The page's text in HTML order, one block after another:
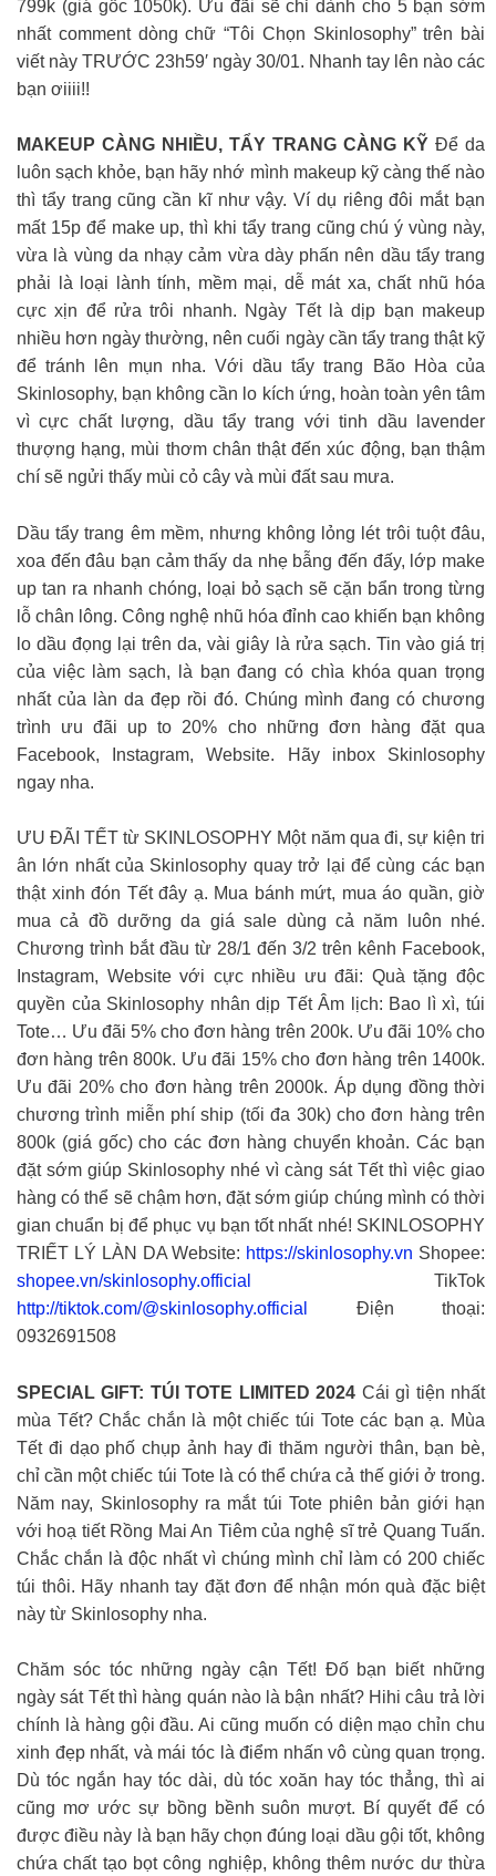
799k (giá gốc 1050k). Ưu đãi sẽ chỉ dành cho 5 bạn sớm
nhất comment dòng chữ “Tôi Chọn Skinlosophy” trên bài
viết này TRƯỚC 23h59′ ngày 30/01. Nhanh tay lên nào các
bạn ơiiii!!
MAKEUP CÀNG NHIỀU, TẨY TRANG CÀNG KỸ Để da
luôn sạch khỏe, bạn hãy nhớ mình makeup kỹ càng thế nào
thì tẩy trang cũng cần kĩ như vậy. Ví dụ riêng đôi mắt bạn
mất 15p để make up, thì khi tẩy trang cũng chú ý vùng này,
vừa là vùng da nhạy cảm vừa dày phấn nên dầu tẩy trang
phải là loại lành tính, mềm mại, dễ mát xa, chất nhũ hóa
cực xịn để rửa trôi nhanh. Ngày Tết là dịp bạn makeup
nhiều hơn ngày thường, nên cuối ngày cần tẩy trang thật kỹ
để tránh lên mụn nha. Với dầu tẩy trang Bão Hòa của
Skinlosophy, bạn không cần lo kích ứng, hoàn toàn yên tâm
vì cực chất lượng, dầu tẩy trang với tinh dầu lavender
thượng hạng, mùi thơm chân thật đến xúc động, bạn thậm
chí sẽ ngửi thấy mùi cỏ cây và mùi đất sau mưa.
Dầu tẩy trang êm mềm, nhưng không lỏng lét trôi tuột đâu,
xoa đến đâu bạn cảm thấy da nhẹ bẫng đến đấy, lớp make
up tan ra nhanh chóng, loại bỏ sạch sẽ cặn bẩn trong từng
lỗ chân lông. Công nghệ nhũ hóa đỉnh cao khiến bạn không
lo dầu đọng lại trên da, vài giây là rửa sạch. Tin vào giá trị
của việc làm sạch, là bạn đang có chìa khóa quan trọng
nhất của làn da đẹp rồi đó. Chúng mình đang có chương
trình ưu đãi up to 20% cho những đơn hàng đặt qua
Facebook, Instagram, Website. Hãy inbox Skinlosophy
ngay nha.
ƯU ĐÃI TẾT từ SKINLOSOPHY Một năm qua đi, sự kiện tri
ân lớn nhất của Skinlosophy quay trở lại để cùng các bạn
thật xinh đón Tết đây ạ. Mua bánh mứt, mua áo quần, giờ
mua cả đồ dưỡng da giá sale dùng cả năm luôn nhé.
Chương trình bắt đầu từ 28/1 đến 3/2 trên kênh Facebook,
Instagram, Website với cực nhiều ưu đãi: Quà tặng độc
quyền của Skinlosophy nhân dịp Tết Âm lịch: Bao lì xì, túi
Tote… Ưu đãi 5% cho đơn hàng trên 200k. Ưu đãi 10% cho
đơn hàng trên 800k. Ưu đãi 15% cho đơn hàng trên 1400k.
Ưu đãi 20% cho đơn hàng trên 2000k. Áp dụng đồng thời
chương trình miễn phí ship (tối đa 30k) cho đơn hàng trên
800k (giá gốc) cho các đơn hàng chuyển khoản. Các bạn
đặt sớm giúp Skinlosophy nhé vì càng sát Tết thì việc giao
hàng có thể sẽ chậm hơn, đặt sớm giúp chúng mình có thời
gian chuẩn bị để phục vụ bạn tốt nhất nhé! SKINLOSOPHY
TRIẾT LÝ LÀN DA Website: https://skinlosophy.vn Shopee:
shopee.vn/skinlosophy.official
TikTok
http://tiktok.com/@skinlosophy.official
Điện thoại:
0932691508
SPECIAL GIFT: TÚI TOTE LIMITED 2024 Cái gì tiện nhất
mùa Tết? Chắc chắn là một chiếc túi Tote các bạn ạ. Mùa
Tết đi dạo phố chụp ảnh hay đi thăm người thân, bạn bè,
chỉ cần một chiếc túi Tote là có thể chứa cả thế giới ở trong.
Năm nay, Skinlosophy ra mắt túi Tote phiên bản giới hạn
với hoạ tiết Rồng Mai An Tiêm của nghệ sĩ trẻ Quang Tuấn.
Chắc chắn là độc nhất vì chúng mình chỉ làm có 200 chiếc
túi thôi. Hãy nhanh tay đặt đơn để nhận món quà đặc biệt
này từ Skinlosophy nha.
Chăm sóc tóc những ngày cận Tết! Đố bạn biết những
ngày sát Tết thì hàng quán nào là bận nhất? Hihi câu trả lời
chính là hàng gội đầu. Ai cũng muốn có diện mạo chỉn chu
xinh đẹp nhất, và mái tóc là điểm nhấn vô cùng quan trọng.
Dù tóc ngắn hay tóc dài, dù tóc xoăn hay tóc thẳng, thì ai
cũng mơ ước sự bồng bềnh suôn mượt. Bí quyết để có
được điều này là bạn hãy chọn đúng loại dầu gội tốt, không
chứa chất tạo bọt công nghiệp, không thêm nước dư thừa